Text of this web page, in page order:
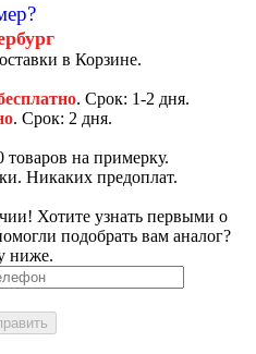
в Корзине.
. Срок: 1-2 дня.
. Срок: 2 дня.
на примерку.
Никаких предоплат.
Хотите узнать первыми о
подобрать вам аналог?
ниже.